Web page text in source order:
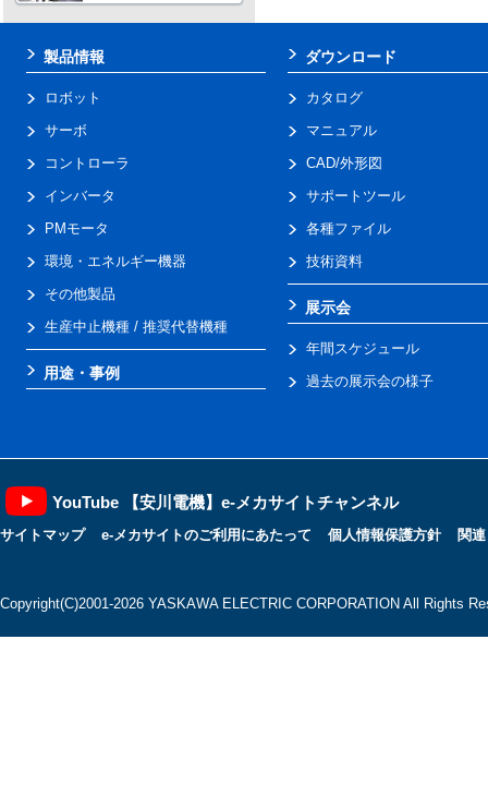
製品情報
ロボット
サーボ
コントローラ
インバータ
PMモータ
環境・エネルギー機器
その他製品
生産中止機種 / 推奨代替機種
用途・事例
ダウンロード
カタログ
マニュアル
CAD/外形図
サポートツール
各種ファイル
技術資料
展示会
年間スケジュール
過去の展示会の様子
YouTube 【安川電機】e-メカサイトチャンネル
サイトマップ e-メカサイトのご利用にあたって 個人情報保護方針 関
Copyright(C)2001‐2026 YASKAWA ELECTRIC CORPORATION All Rights